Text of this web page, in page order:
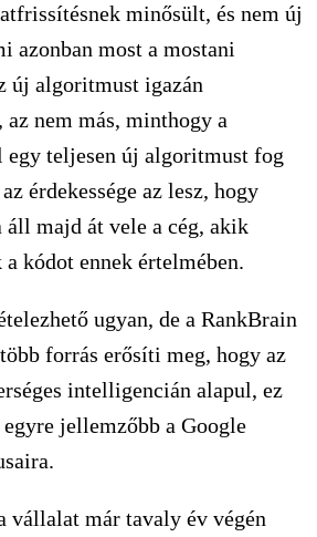
minősült, és nem új
azonban most a mostani
új algoritmust igazán
az nem más, minthogy a
egy teljesen új algoritmust fog
érdekessége az lesz, hogy
majd át vele a cég, akik
kódot ennek értelmében.
ugyan, de a RankBrain
forrás erősíti meg, hogy az
intelligencián alapul, ez
jellemzőbb a Google
vállalat már tavaly év végén